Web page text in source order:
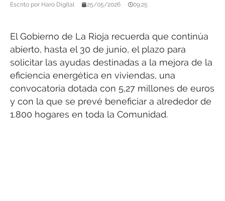
Escrito por Haro Digital 25/05/2026 09:25
El Gobierno de La Rioja recuerda que continúa
abierto, hasta el 30 de junio, el plazo para
solicitar las ayudas destinadas a la mejora de la
eficiencia energética en viviendas, una
convocatoria dotada con 5,27 millones de euros
y con la que se prevé beneficiar a alrededor de
1.800 hogares en toda la Comunidad.